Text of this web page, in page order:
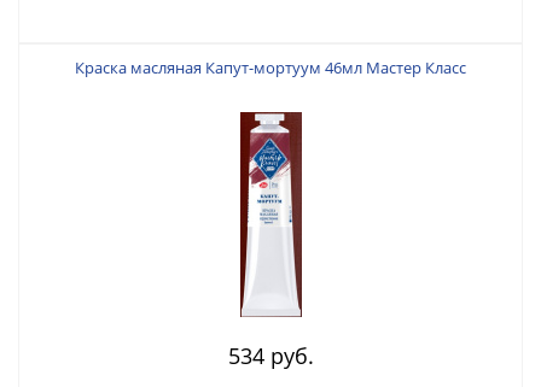
Краска масляная Капут-мортуум 46мл Мастер Класс
534 руб.